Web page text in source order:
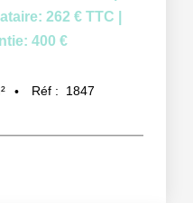
262 € TTC
400 €
Réf : 1847